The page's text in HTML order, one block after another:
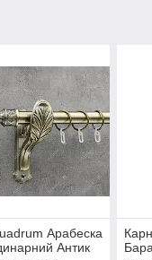
Арабеска
Антик